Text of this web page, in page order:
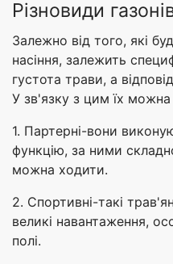
Різновиди
Залежно від того, які
насіння, залежить
густота трави, а
У зв'язку з цим їх можна
1. Партерні-вони
функцію, за ними
можна ходити.
2. Спортивні-такі
великі навантаження,
полі.